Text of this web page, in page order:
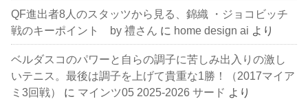
QF進出者8人のスタッツから見る、錦織 ・ジョコビッチ
戦のキーポイント by 禮さん に home design ai より
ベルダスコのパワーと自らの調子に苦しみ出入りの激し
いテニス。最後は調子を上げて貴重な1勝！（2017マイア
ミ3回戦）
に マインツ05 2025-2026 サード より